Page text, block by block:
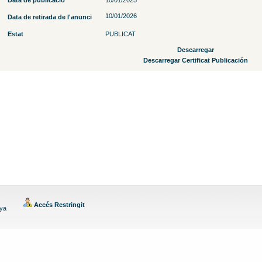
Data de retirada de l'anunci 10/01/2026
Estat PUBLICAT
Descarregar
Descarregar Certificat Publicación
Accés Restringit